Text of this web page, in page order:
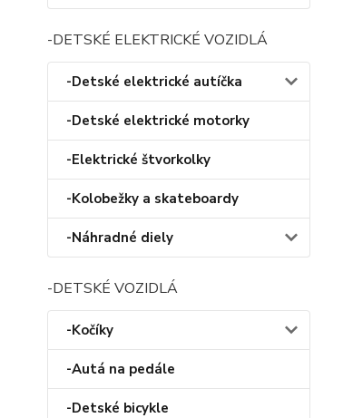
-DETSKÉ ELEKTRICKÉ VOZIDLÁ
-Detské elektrické autíčka
-Detské elektrické motorky
-Elektrické štvorkolky
-Kolobežky a skateboardy
-Náhradné diely
-DETSKÉ VOZIDLÁ
-Kočíky
-Autá na pedále
-Detské bicykle